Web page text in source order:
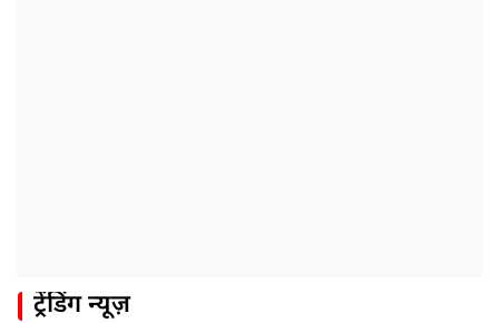
ट्रेंडिंग न्यूज़